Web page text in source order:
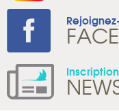
Inscription